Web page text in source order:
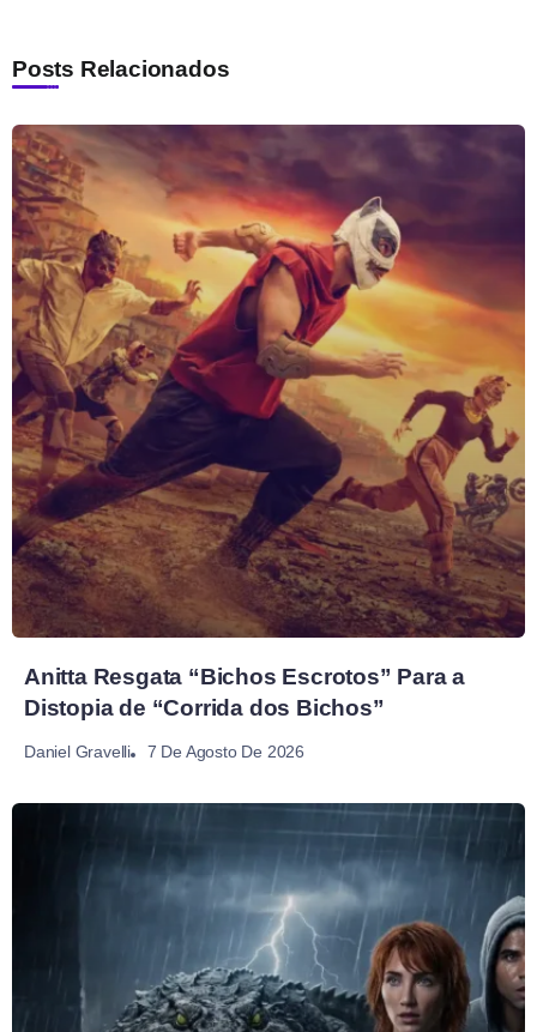
Posts Relacionados
Anitta Resgata “Bichos Escrotos” Para a
Distopia de “Corrida dos Bichos”
Daniel Gravelli 7 De Agosto De 2026